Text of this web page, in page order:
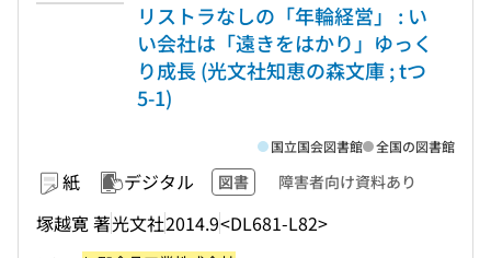
リストラなしの「年輪経営」 : い
い会社は「遠きをはかり」ゆっく
り成長 (光文社知恵の森文庫 ; tつ
5-1)
紙 デジタル 図書 障害者向け資料あり
塚越寛 著光文社2014.9<DL681-L82>
国立国会図書館 全国の図書館